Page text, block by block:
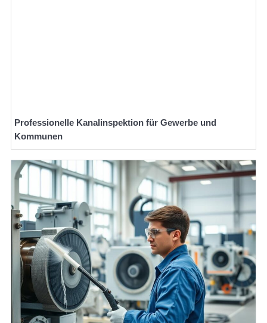
Professionelle Kanalinspektion für Gewerbe und
Kommunen